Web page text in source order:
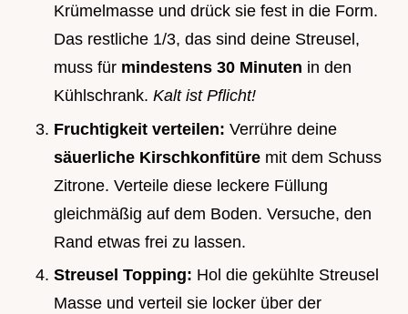
Krümelmasse und drück sie fest in die Form.
Das restliche 1/3, das sind deine Streusel,
muss für mindestens 30 Minuten in den
Kühlschrank. Kalt ist Pflicht!
Fruchtigkeit verteilen: Verrühre deine
säuerliche Kirschkonfitüre mit dem Schuss
Zitrone. Verteile diese leckere Füllung
gleichmäßig auf dem Boden. Versuche, den
Rand etwas frei zu lassen.
Streusel Topping: Hol die gekühlte Streusel
Masse und verteil sie locker über der